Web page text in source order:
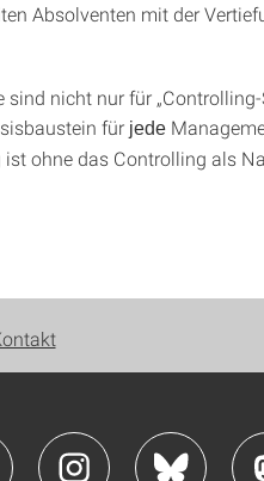
Absolventen mit der
nicht nur für
für jede
ist ohne das Controlling als